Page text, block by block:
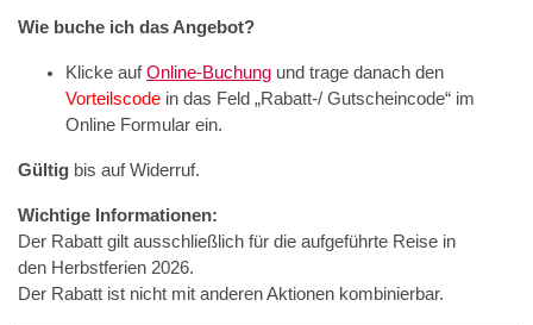
Wie buche ich das Angebot?
Klicke aufOnline-Buchung und trage danach den
Vorteilscode in das Feld „Rabatt-/ Gutscheincode“ im
Online Formular ein.
Gültig bis auf Widerruf.
Wichtige Informationen:
Der Rabatt gilt ausschließlich für die aufgeführte Reise in
den Herbstferien 2026.
Der Rabatt ist nicht mit anderen Aktionen kombinierbar.